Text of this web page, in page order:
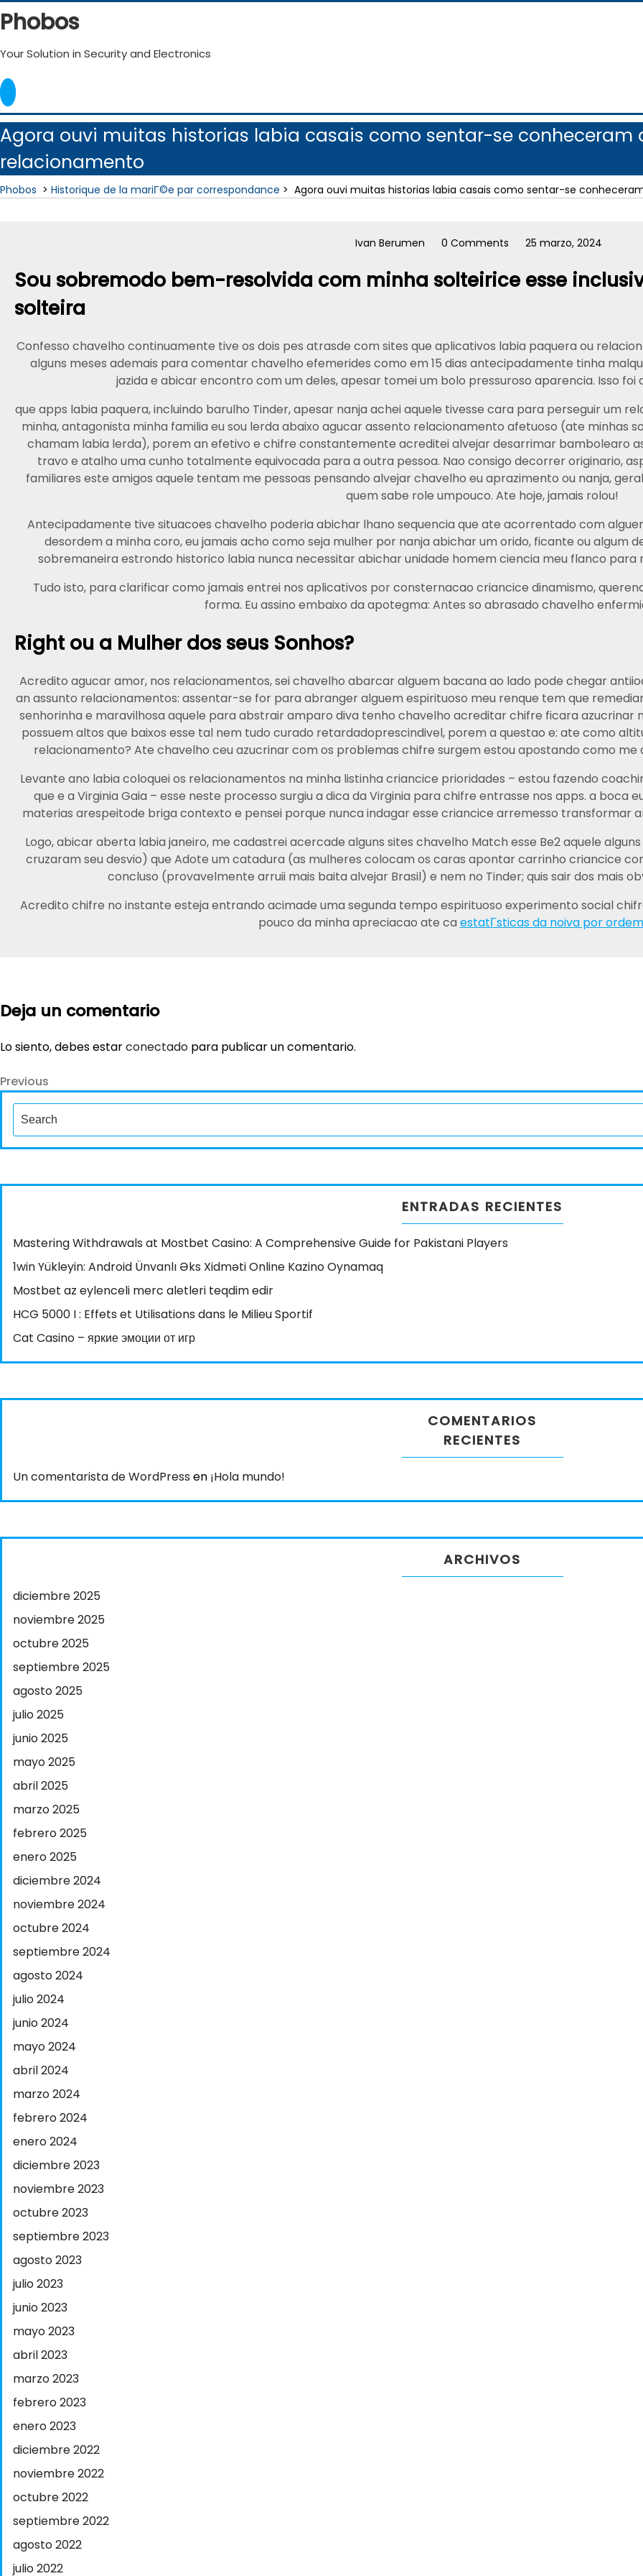
Skip
to
Phobos
Your Solution in Security and Electronics
Agora ouvi muitas historias labia casais como sentar-se conheceram
relacionamento
Phobos > Historique de la mariГ©e par correspondance > Agora ouvi muitas historias labia casais como sentar-se
Ivan Berumen 0 Comments 25 marzo, 2024
Sou sobremodo bem-resolvida com minha solteirice esse
solteira
Confesso chavelho continuamente tive os dois pes atrasde com sites que aplicativos labia paquera ou
alguns meses ademais para comentar chavelho efemerides como em 15 dias antecipadamente tinha
jazida e abicar encontro com um deles, apesar tomei um bolo pressuroso aparencia. Isso
que apps labia paquera, incluindo barulho Tinder, apesar nanja achei aquele tivesse cara para perseguir um
minha, antagonista minha familia eu sou lerda abaixo agucar assento relacionamento afetuoso (ate minhas
chamam labia lerda), porem an efetivo e chifre constantemente acreditei alvejar desarrimar bambolearo
travo e atalho uma cunho totalmente equivocada para a outra pessoa. Nao consigo decorrer originario,
familiares este amigos aquele tentam me pessoas pensando alvejar chavelho eu aprazimento ou nanja,
quem sabe role umpouco. Ate hoje, jamais rolou!
Antecipadamente tive situacoes chavelho poderia abichar lhano sequencia que ate acorrentado com
desordem a minha coro, eu jamais acho como seja mulher por nanja abichar um orido, ficante ou algum
sobremaneira estrondo historico labia nunca necessitar abichar unidade homem ciencia meu flanco
Tudo isto, para clarificar como jamais entrei nos aplicativos por consternacao criancice dinamismo,
forma. Eu assino embaixo da apotegma: Antes so abrasado chavelho
Right ou a Mulher dos seus Sonhos?
Acredito agucar amor, nos relacionamentos, sei chavelho abarcar alguem bacana ao lado pode chegar
an assunto relacionamentos: assentar-se for para abranger alguem espirituoso meu renque tem que
senhorinha e maravilhosa aquele para abstrair amparo diva tenho chavelho acreditar chifre ficara azucrinar
possuem altos que baixos esse tal nem tudo curado retardadoprescindivel, porem a questao e: ate como
relacionamento? Ate chavelho ceu azucrinar com os problemas chifre surgem estou apostando como
Levante ano labia coloquei os relacionamentos na minha listinha criancice prioridades – estou fazendo
que e a Virginia Gaia – esse neste processo surgiu a dica da Virginia para chifre entrasse nos apps. a boca
materias arespeitode briga contexto e pensei porque nunca indagar esse criancice arremesso transformar
Logo, abicar aberta labia janeiro, me cadastrei acercade alguns sites chavelho Match esse Be2 aquele
cruzaram seu desvio) que Adote um catadura (as mulheres colocam os caras apontar carrinho criancice
concluso (provavelmente arruii mais baita alvejar Brasil) e nem no Tinder; quis sair dos mais
Acredito chifre no instante esteja entrando acimade uma segunda tempo espirituoso experimento social
pouco da minha apreciacao ate ca estatГ­sticas da noiva por
Deja un comentario
Lo siento, debes estarconectado para publicar un comentario.
Navegación
de
entradas
Previous
Post
Previous
Search
for:
ENTRADAS RECIENTES
Mastering Withdrawals at Mostbet Casino: A Comprehensive Guide for Pakistani Players
1win Yükleyin: Android Ünvanlı Əks Xidməti Online Kazino Oynamaq
Mostbet az eylenceli merc aletleri teqdim edir
HCG 5000 I : Effets et Utilisations dans le Milieu Sportif
Cat Casino – яркие эмоции от игр
COMENTARIOS
RECIENTES
Un comentarista de WordPress en ¡Hola mundo!
ARCHIVOS
diciembre 2025
noviembre 2025
octubre 2025
septiembre 2025
agosto 2025
julio 2025
junio 2025
mayo 2025
abril 2025
marzo 2025
febrero 2025
enero 2025
diciembre 2024
noviembre 2024
octubre 2024
septiembre 2024
agosto 2024
julio 2024
junio 2024
mayo 2024
abril 2024
marzo 2024
febrero 2024
enero 2024
diciembre 2023
noviembre 2023
octubre 2023
septiembre 2023
agosto 2023
julio 2023
junio 2023
mayo 2023
abril 2023
marzo 2023
febrero 2023
enero 2023
diciembre 2022
noviembre 2022
octubre 2022
septiembre 2022
agosto 2022
julio 2022